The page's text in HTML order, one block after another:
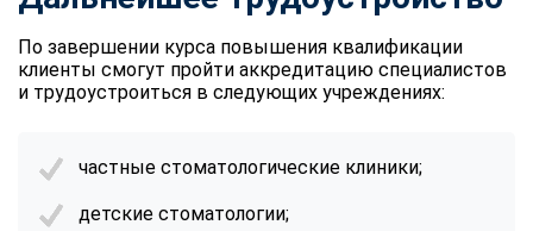
По завершении курса повышения квалификации
клиенты смогут пройти аккредитацию специалистов
и трудоустроиться в следующих учреждениях:
частные стоматологические клиники;
детские стоматологии;